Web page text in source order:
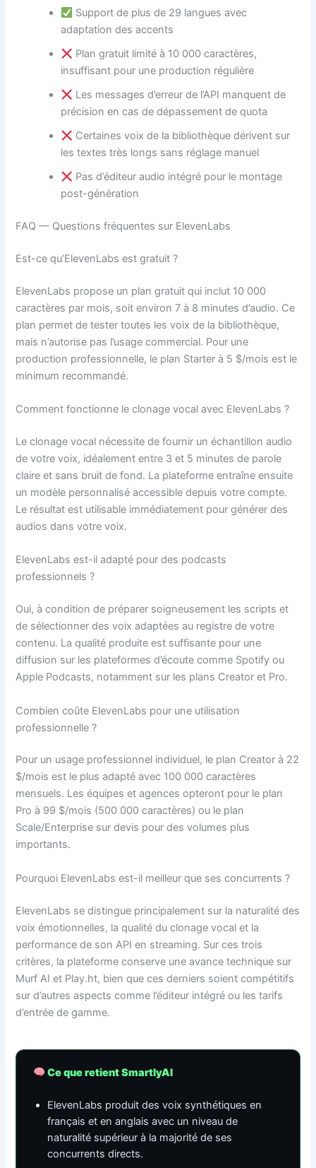
Support de plus de 29 langues avec
adaptation des accents
Plan gratuit limité à 10 000 caractères,
insuffisant pour une production régulière
Les messages d’erreur de l’API manquent de
précision en cas de dépassement de quota
Certaines voix de la bibliothèque dérivent sur
les textes très longs sans réglage manuel
Pas d’éditeur audio intégré pour le montage
post-génération
FAQ — Questions fréquentes sur ElevenLabs
Est-ce qu’ElevenLabs est gratuit ?
ElevenLabs propose un plan gratuit qui inclut 10 000
caractères par mois, soit environ 7 à 8 minutes d’audio. Ce
plan permet de tester toutes les voix de la bibliothèque,
mais n’autorise pas l’usage commercial. Pour une
production professionnelle, le plan Starter à 5 $/mois est le
minimum recommandé.
Comment fonctionne le clonage vocal avec ElevenLabs ?
Le clonage vocal nécessite de fournir un échantillon audio
de votre voix, idéalement entre 3 et 5 minutes de parole
claire et sans bruit de fond. La plateforme entraîne ensuite
un modèle personnalisé accessible depuis votre compte.
Le résultat est utilisable immédiatement pour générer des
audios dans votre voix.
ElevenLabs est-il adapté pour des podcasts
professionnels ?
Oui, à condition de préparer soigneusement les scripts et
de sélectionner des voix adaptées au registre de votre
contenu. La qualité produite est suffisante pour une
diffusion sur les plateformes d’écoute comme Spotify ou
Apple Podcasts, notamment sur les plans Creator et Pro.
Combien coûte ElevenLabs pour une utilisation
professionnelle ?
Pour un usage professionnel individuel, le plan Creator à 22
$/mois est le plus adapté avec 100 000 caractères
mensuels. Les équipes et agences opteront pour le plan
Pro à 99 $/mois (500 000 caractères) ou le plan
Scale/Enterprise sur devis pour des volumes plus
importants.
Pourquoi ElevenLabs est-il meilleur que ses concurrents ?
ElevenLabs se distingue principalement sur la naturalité des
voix émotionnelles, la qualité du clonage vocal et la
performance de son API en streaming. Sur ces trois
critères, la plateforme conserve une avance technique sur
Murf AI et Play.ht, bien que ces derniers soient compétitifs
sur d’autres aspects comme l’éditeur intégré ou les tarifs
d’entrée de gamme.
Ce que retient SmartlyAI
ElevenLabs produit des voix synthétiques en
français et en anglais avec un niveau de
naturalité supérieur à la majorité de ses
concurrents directs.